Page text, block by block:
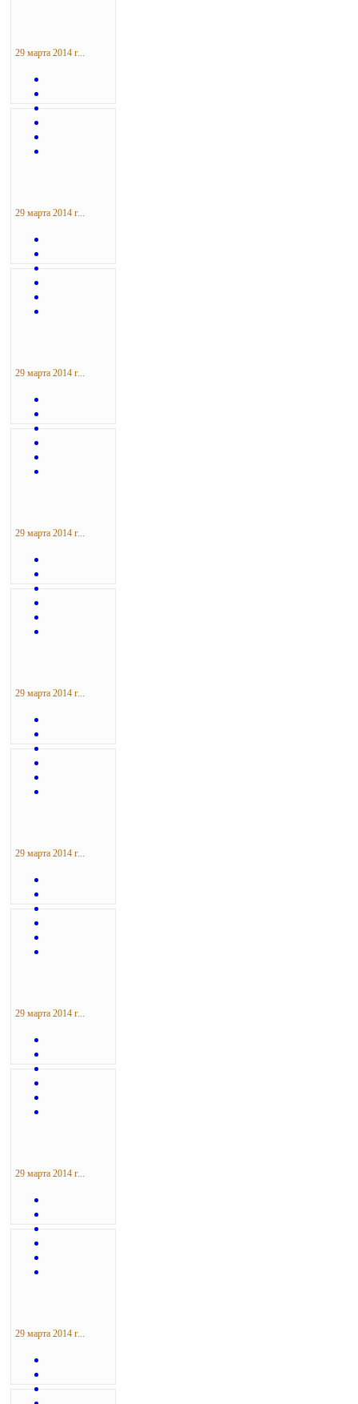
29 марта 2014 г...
29 марта 2014 г...
29 марта 2014 г...
29 марта 2014 г...
29 марта 2014 г...
29 марта 2014 г...
29 марта 2014 г...
29 марта 2014 г...
29 марта 2014 г...